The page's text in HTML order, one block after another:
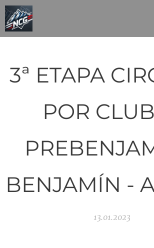
3ª ETAPA
POR
BENJAMÍN -
13.01.2023